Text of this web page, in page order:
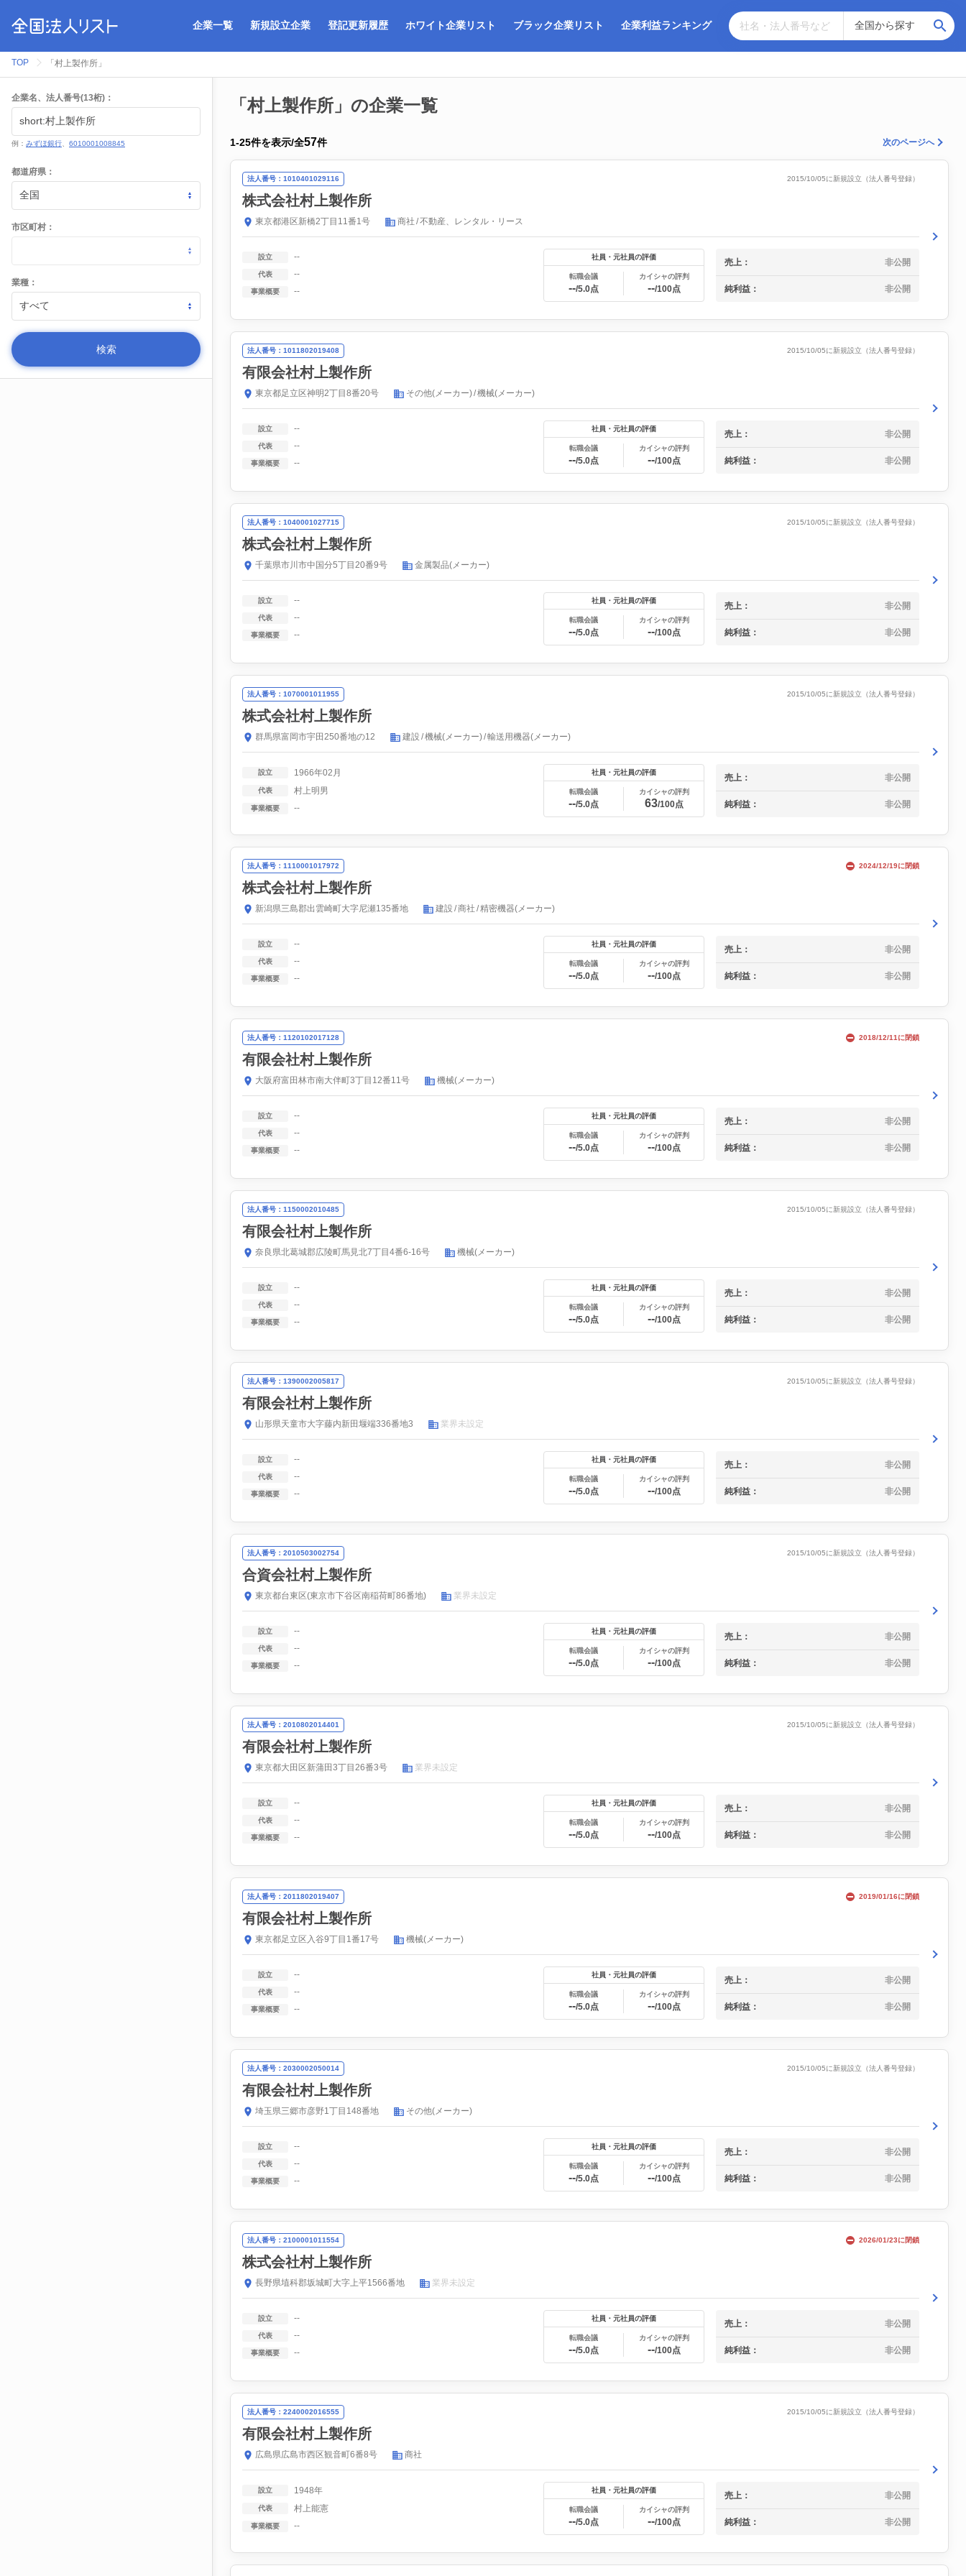
企業一覧 新規設立企業 登記更新履歴 ホワイト企業リスト ブラック企業リスト 企業利益ランキング
TOP 「村上製作所」
企業名、法人番号(13桁)：
例： みずほ銀行 6010001008845
都道府県：
市区町村：
業種：
「村上製作所」の企業一覧
1-25件を表示/全57件 次のページへ
法人番号：1010401029116 2015/10/05に新規設立（法人番号登録）
株式会社村上製作所
東京都港区新橋2丁目11番1号 商社 不動産、レンタル・リース
設立 --
代表 --
事業概要 --
社員・元社員の評価
転職会議
--/5.0点
カイシャの評判
--/100点
売上： 非公開
純利益： 非公開
法人番号：1011802019408 2015/10/05に新規設立（法人番号登録）
有限会社村上製作所
東京都足立区神明2丁目8番20号 その他(メーカー) 機械(メーカー)
設立 --
代表 --
事業概要 --
社員・元社員の評価
転職会議
--/5.0点
カイシャの評判
--/100点
売上： 非公開
純利益： 非公開
法人番号：1040001027715 2015/10/05に新規設立（法人番号登録）
株式会社村上製作所
千葉県市川市中国分5丁目20番9号 金属製品(メーカー)
設立 --
代表 --
事業概要 --
社員・元社員の評価
転職会議
--/5.0点
カイシャの評判
--/100点
売上： 非公開
純利益： 非公開
法人番号：1070001011955 2015/10/05に新規設立（法人番号登録）
株式会社村上製作所
群馬県富岡市宇田250番地の12 建設 機械(メーカー) 輸送用機器(メーカー)
設立 1966年02月
代表 村上明男
事業概要 --
社員・元社員の評価
転職会議
--/5.0点
カイシャの評判
63/100点
売上： 非公開
純利益： 非公開
法人番号：1110001017972 2024/12/19に閉鎖
株式会社村上製作所
新潟県三島郡出雲崎町大字尼瀬135番地 建設 商社 精密機器(メーカー)
設立 --
代表 --
事業概要 --
社員・元社員の評価
転職会議
--/5.0点
カイシャの評判
--/100点
売上： 非公開
純利益： 非公開
法人番号：1120102017128 2018/12/11に閉鎖
有限会社村上製作所
大阪府富田林市南大伴町3丁目12番11号 機械(メーカー)
設立 --
代表 --
事業概要 --
社員・元社員の評価
転職会議
--/5.0点
カイシャの評判
--/100点
売上： 非公開
純利益： 非公開
法人番号：1150002010485 2015/10/05に新規設立（法人番号登録）
有限会社村上製作所
奈良県北葛城郡広陵町馬見北7丁目4番6-16号 機械(メーカー)
設立 --
代表 --
事業概要 --
社員・元社員の評価
転職会議
--/5.0点
カイシャの評判
--/100点
売上： 非公開
純利益： 非公開
法人番号：1390002005817 2015/10/05に新規設立（法人番号登録）
有限会社村上製作所
山形県天童市大字藤内新田堰端336番地3 業界未設定
設立 --
代表 --
事業概要 --
社員・元社員の評価
転職会議
--/5.0点
カイシャの評判
--/100点
売上： 非公開
純利益： 非公開
法人番号：2010503002754 2015/10/05に新規設立（法人番号登録）
合資会社村上製作所
東京都台東区(東京市下谷区南稲荷町86番地) 業界未設定
設立 --
代表 --
事業概要 --
社員・元社員の評価
転職会議
--/5.0点
カイシャの評判
--/100点
売上： 非公開
純利益： 非公開
法人番号：2010802014401 2015/10/05に新規設立（法人番号登録）
有限会社村上製作所
東京都大田区新蒲田3丁目26番3号 業界未設定
設立 --
代表 --
事業概要 --
社員・元社員の評価
転職会議
--/5.0点
カイシャの評判
--/100点
売上： 非公開
純利益： 非公開
法人番号：2011802019407 2019/01/16に閉鎖
有限会社村上製作所
東京都足立区入谷9丁目1番17号 機械(メーカー)
設立 --
代表 --
事業概要 --
社員・元社員の評価
転職会議
--/5.0点
カイシャの評判
--/100点
売上： 非公開
純利益： 非公開
法人番号：2030002050014 2015/10/05に新規設立（法人番号登録）
有限会社村上製作所
埼玉県三郷市彦野1丁目148番地 その他(メーカー)
設立 --
代表 --
事業概要 --
社員・元社員の評価
転職会議
--/5.0点
カイシャの評判
--/100点
売上： 非公開
純利益： 非公開
法人番号：2100001011554 2026/01/23に閉鎖
株式会社村上製作所
長野県埴科郡坂城町大字上平1566番地 業界未設定
設立 --
代表 --
事業概要 --
社員・元社員の評価
転職会議
--/5.0点
カイシャの評判
--/100点
売上： 非公開
純利益： 非公開
法人番号：2240002016555 2015/10/05に新規設立（法人番号登録）
有限会社村上製作所
広島県広島市西区観音町6番8号 商社
設立 1948年
代表 村上能憲
事業概要 --
社員・元社員の評価
転職会議
--/5.0点
カイシャの評判
--/100点
売上： 非公開
純利益： 非公開